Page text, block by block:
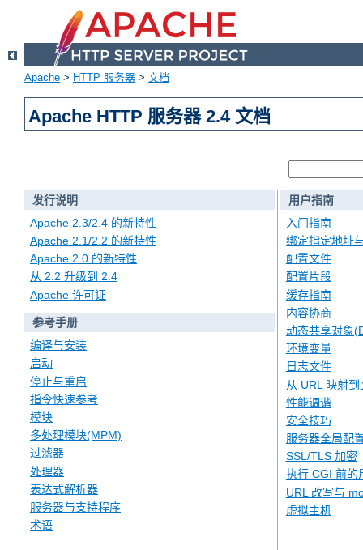
Apache > HTTP 服务器 > 文档
Apache HTTP 服务器 2.4 文档
发行说明
Apache 2.3/2.4 的新特性
Apache 2.1/2.2 的新特性
Apache 2.0 的新特性
从 2.2 升级到 2.4
Apache 许可证
参考手册
编译与安装
启动
停止与重启
指令快速参考
模块
多处理模块(MPM)
过滤器
处理器
表达式解析器
服务器与支持程序
术语
用户指南
入门指南
绑定指定地址
配置文件
配置片段
缓存指南
内容协商
动态共享对象
环境变量
日志文件
从 URL 映射
性能调谐
安全技巧
服务器全局配
SSL/TLS 加密
执行 CGI 前的
URL 改写与
虚拟主机